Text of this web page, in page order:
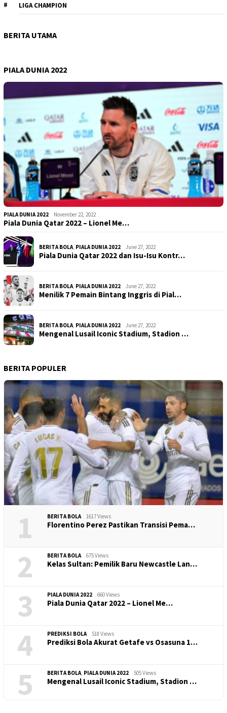
LIGA CHAMPION
BERITA UTAMA
PIALA DUNIA 2022
PIALA DUNIA 2022 November 22, 2022
Piala Dunia Qatar 2022 – Lionel Me…
BERITA BOLA PIALA DUNIA 2022 June 27, 2022
Piala Dunia Qatar 2022 dan Isu-Isu Kontr…
BERITA BOLA PIALA DUNIA 2022 June 27, 2022
Menilik 7 Pemain Bintang Inggris di Pial…
BERITA BOLA PIALA DUNIA 2022 June 27, 2022
Mengenal Lusail Iconic Stadium, Stadion …
BERITA POPULER
1 BERITA BOLA 1617 Views
​Florentino Perez Pastikan Transisi Pema…
2 BERITA BOLA 675 Views
Kelas Sultan: Pemilik Baru Newcastle Lan…
3 PIALA DUNIA 2022 660 Views
Piala Dunia Qatar 2022 – Lionel Me…
4 PREDIKSI BOLA 518 Views
Prediksi Bola Akurat Getafe vs Osasuna 1…
5 BERITA BOLA PIALA DUNIA 2022 505 Views
Mengenal Lusail Iconic Stadium, Stadion …